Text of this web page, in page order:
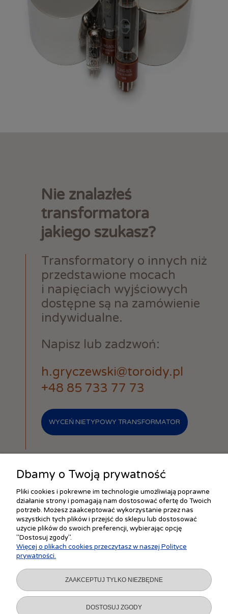
Nie znalazłeś
transformatora
jakiego szukasz?
Transformatory o innych niż
przedstawione mocach
i napięciach wyjściowych
dostępne są na zamówienie
indywidualne.
Napisz lub zadzwoń:
h.gryczewski@toroidy.pl
+48 85 733 77 73
WYCEŃ NIETYPOWY TRANSFORMATOR
ZAKUPY
MOJE KONTO
INFORMACJE
Dbamy o Twoją prywatność
Pliki cookies i pokrewne im technologie umożliwiają poprawne
działanie strony i pomagają nam dostosować ofertę do Twoich
potrzeb. Możesz zaakceptować wykorzystanie przez nas
wszystkich tych plików i przejść do sklepu lub dostosować
użycie plików do swoich preferencji, wybierając opcję
"Dostosuj zgody".
Więcej o plikach cookies przeczytasz w naszej Polityce
prywatności.
ZAAKCEPTUJ TYLKO NIEZBĘDNE
DOSTOSUJ ZGODY